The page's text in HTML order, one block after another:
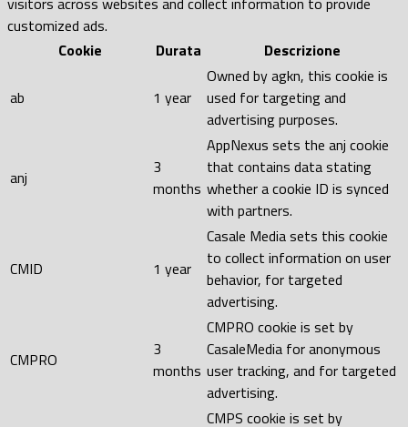
customized ads.
Cookie
Durata Descrizione
ab 1 year
Owned by agkn, this cookie is
used for targeting and
advertising purposes.
anj
3
months
AppNexus sets the anj cookie
that contains data stating
whether a cookie ID is synced
with partners.
CMID 1 year
Casale Media sets this cookie
to collect information on user
behavior, for targeted
advertising.
CMPRO
3
months
CMPRO cookie is set by
CasaleMedia for anonymous
user tracking, and for targeted
advertising.
CMPS cookie is set by